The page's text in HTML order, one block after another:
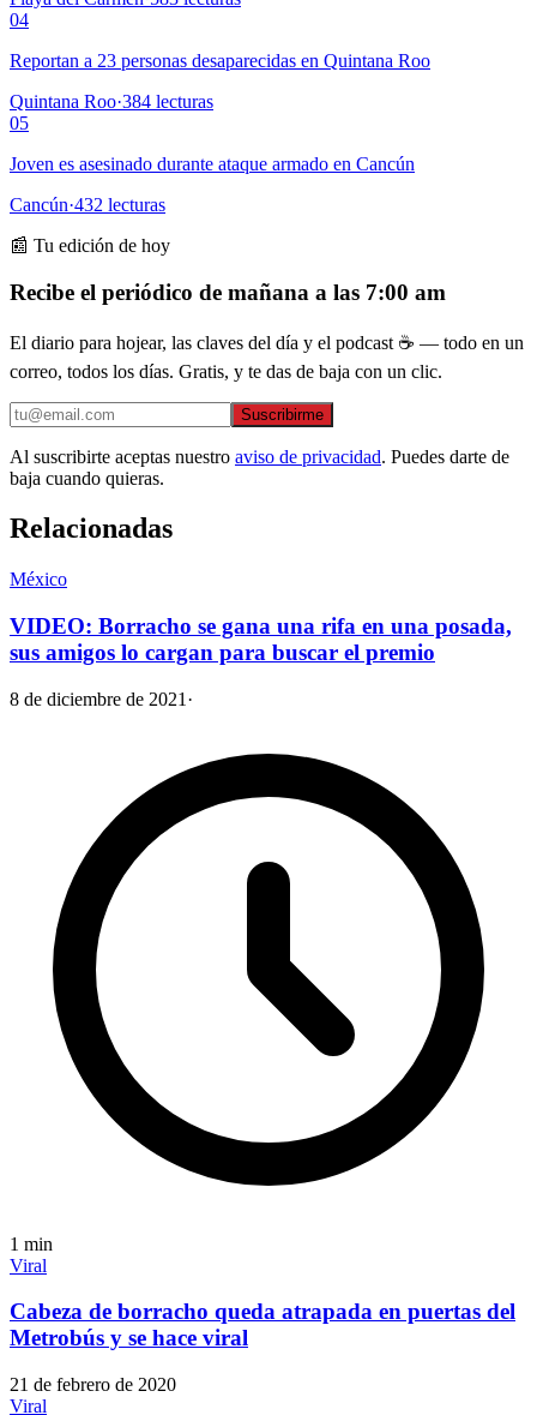
04
Reportan a 23 personas desaparecidas en Quintana Roo
Quintana Roo·384 lecturas
05
Joven es asesinado durante ataque armado en Cancún
Cancún·432 lecturas
📰 Tu edición de hoy
Recibe el periódico de mañana a las 7:00 am
El diario para hojear, las claves del día y el podcast ☕ — todo en un
correo, todos los días. Gratis, y te das de baja con un clic.
Suscribirme
Al suscribirte aceptas nuestro aviso de privacidad. Puedes darte de
baja cuando quieras.
Relacionadas
México
VIDEO: Borracho se gana una rifa en una posada,
sus amigos lo cargan para buscar el premio
8 de diciembre de 2021 ·
1 min
Viral
Cabeza de borracho queda atrapada en puertas del
Metrobús y se hace viral
21 de febrero de 2020
Viral